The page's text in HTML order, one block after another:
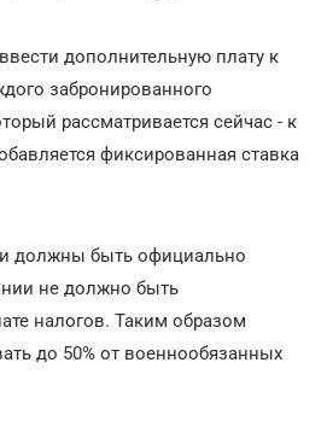
дополнительную плату к
забронированного
рассматривается сейчас - к
фиксированная ставка
должны быть официально
не должно быть
налогов. Таким образом
до 50% от военнообязанных